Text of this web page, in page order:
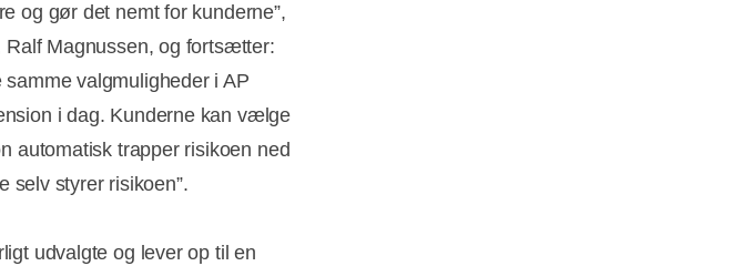
og gør det nemt for kunderne”,
Ralf Magnussen, og fortsætter:
valgmuligheder i AP
i dag. Kunderne kan vælge
automatisk trapper risikoen ned
selv styrer risikoen”.
udvalgte og lever op til en